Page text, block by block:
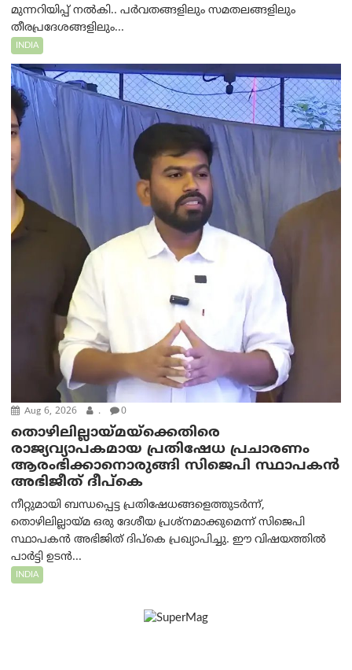
മുന്നറിയിപ്പ് നൽകി.. പർവതങ്ങളിലും സമതലങ്ങളിലും
തീരപ്രദേശങ്ങളിലും...
INDIA
Aug 6, 2026 . 0
തൊഴിലില്ലായ്മയ്ക്കെതിരെ
രാജ്യവ്യാപകമായ പ്രതിഷേധ പ്രചാരണം
ആരംഭിക്കാനൊരുങ്ങി സിജെപി സ്ഥാപകന്‍
അഭിജീത് ദീപ്കെ
നീറ്റുമായി ബന്ധപ്പെട്ട പ്രതിഷേധങ്ങളെത്തുടർന്ന്,
തൊഴിലില്ലായ്മ ഒരു ദേശീയ പ്രശ്നമാക്കുമെന്ന് സിജെപി
സ്ഥാപകൻ അഭിജിത് ദിപ്കെ പ്രഖ്യാപിച്ചു. ഈ വിഷയത്തിൽ
പാർട്ടി ഉടൻ...
INDIA